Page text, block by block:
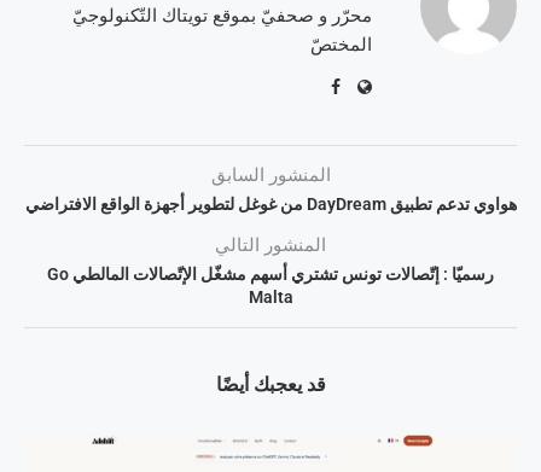
محرّر و صحفيّ بموقع تويتاك التّكنولوجيّ
المختصّ
المنشور السابق
هواوي تدعم تطبيق DayDream من غوغل لتطوير أجهزة الواقع الافتراضي
المنشور التالي
رسميّا : إتّصالات تونس تشتري أسهم مشغّل الإتّصالات المالطي Go
Malta
قد يعجبك أيضًا